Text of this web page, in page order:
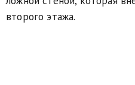
второго этажа.